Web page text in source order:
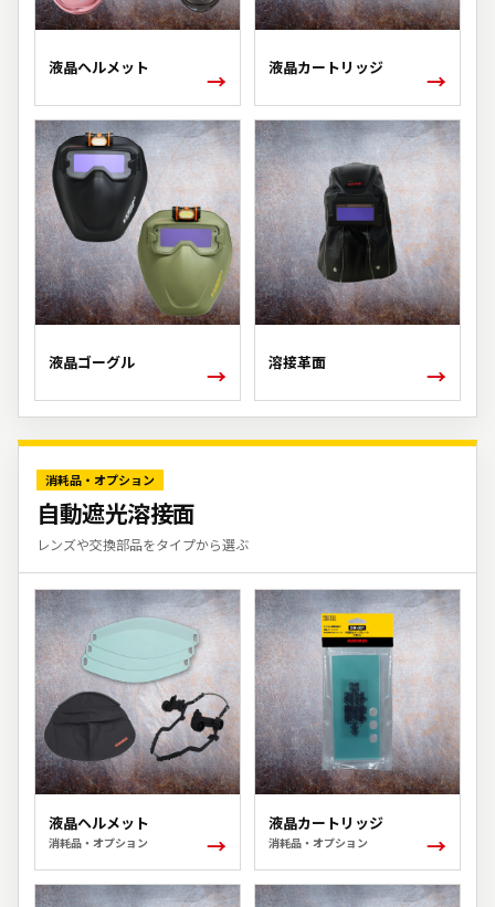
液晶ヘルメット → 液晶カートリッジ →
液晶ゴーグル → 溶接革面 →
消耗品・オプション
自動遮光溶接面
レンズや交換部品をタイプから選ぶ
液晶ヘルメット
消耗品・オプション →
液晶カートリッジ
消耗品・オプション →